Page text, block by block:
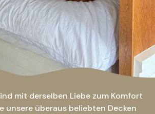
mit derselben Liebe zum Komfort
unsere überaus beliebten Decken